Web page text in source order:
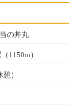
の丼丸
1150m）
）